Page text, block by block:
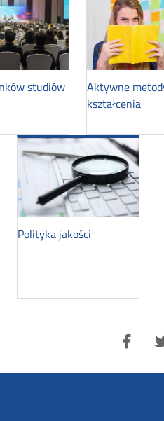
studiów
Aktywne
kształcenia
Polityka jakości